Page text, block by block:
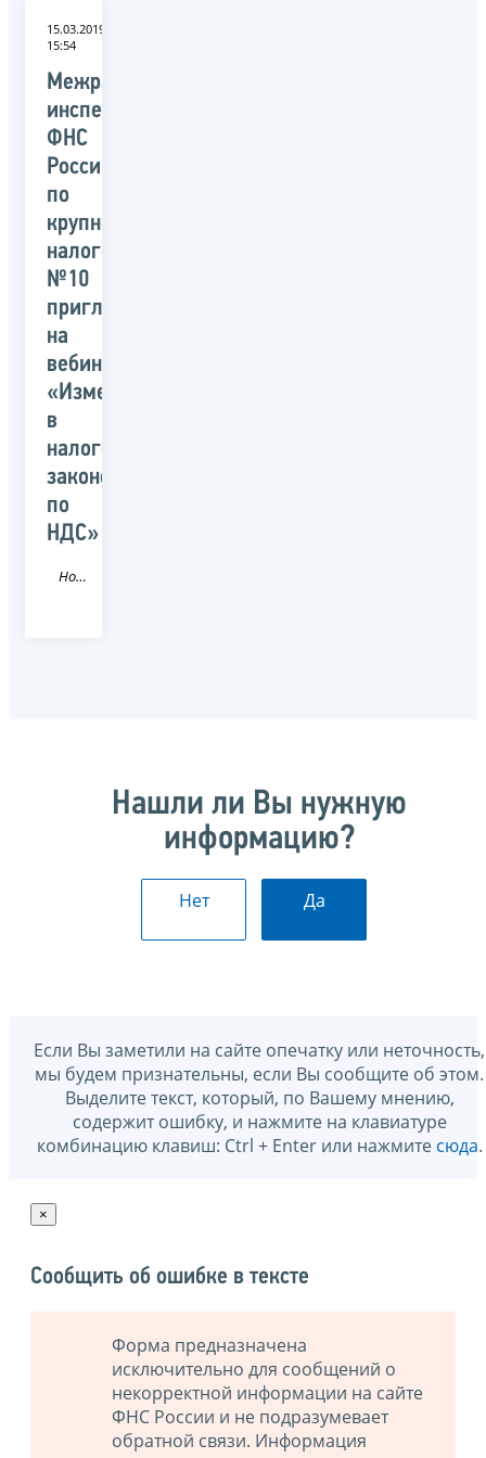
15.03.2019
15:54
Межрайонная
инспекция
ФНС
России
по
крупнейшим
налогоплательщикам
№10
приглашает
на
вебинар:
«Изменения
в
налоговом
законодательстве
по
НДС»
Новость
Нашли ли Вы нужную
информацию?
Нет Да
Если Вы заметили на сайте опечатку или неточность,
мы будем признательны, если Вы сообщите об этом.
Выделите текст, который, по Вашему мнению,
содержит ошибку, и нажмите на клавиатуре
комбинацию клавиш: Ctrl + Enter или нажмите сюда.
×
Сообщить об ошибке в тексте
Форма предназначена
исключительно для сообщений о
некорректной информации на сайте
ФНС России и не подразумевает
обратной связи. Информация